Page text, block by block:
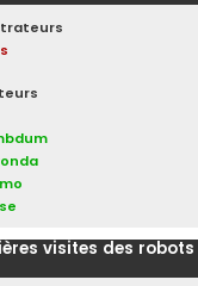
visites des robots